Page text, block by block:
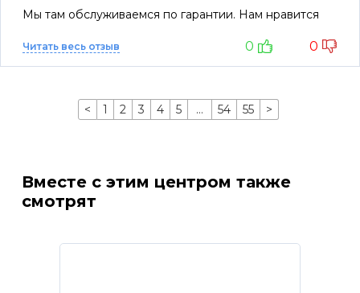
Мы там обслуживаемся по гарантии. Нам нравится
Читать весь отзыв 0 0
< 1 2 3 4 5 … 54 55 >
Вместе с этим центром также
смотрят